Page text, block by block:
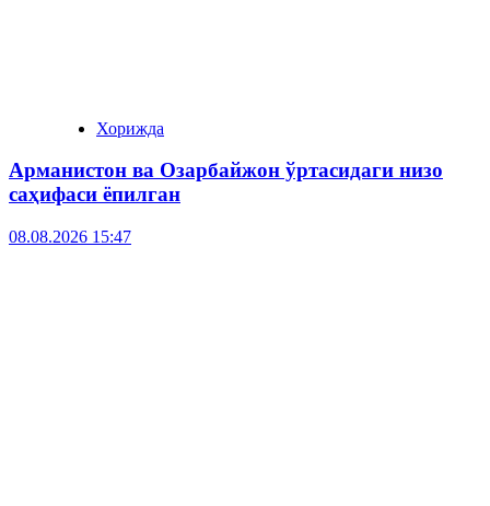
Хорижда
Арманистон ва Озарбайжон ўртасидаги низо
саҳифаси ёпилган
08.08.2026 15:47